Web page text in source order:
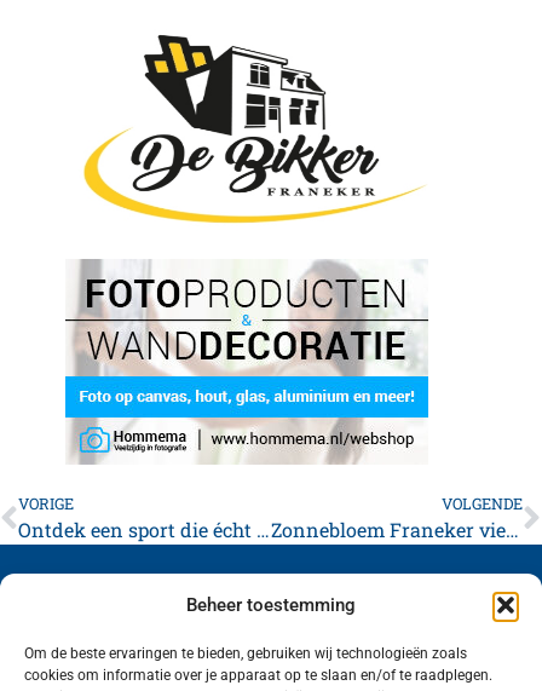
Beheer toestemming
Om de beste ervaringen te bieden, gebruiken wij technologieën zoals
cookies om informatie over je apparaat op te slaan en/of te raadplegen.
VORIGE
Ontdek een sport die écht bij jou past!
VOLGENDE
Zonnebloem Franeker viert 50-jarig jubileum